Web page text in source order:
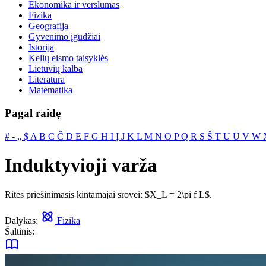
Ekonomika ir verslumas
Fizika
Geografija
Gyvenimo įgūdžiai
Istorija
Kelių eismo taisyklės
Lietuvių kalba
Literatūra
Matematika
Pagal raidę
# ‐ „ $ A B C Č D E F G H I Į J K L M N O PQ R S Š T U Ū V W
Induktyvioji varža
Ritės priešinimasis kintamajai srovei: $X_L = 2\pi f L$.
Dalykas:
Fizika
Šaltinis: